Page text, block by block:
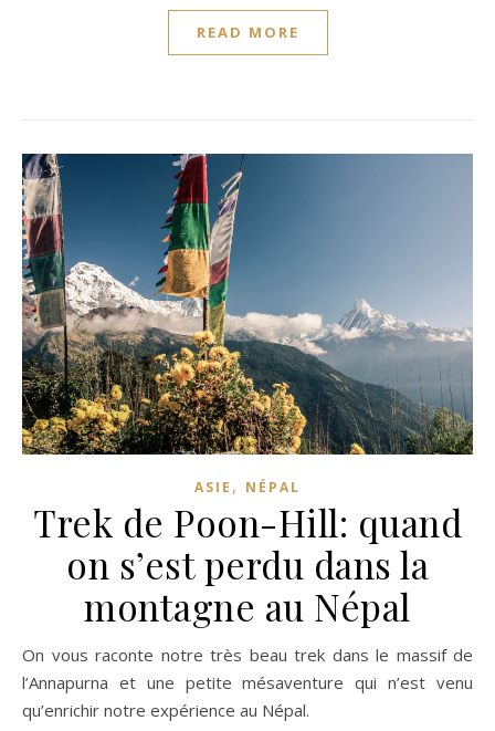
READ MORE
ASIE , NÉPAL
Trek de Poon-Hill: quand
on s’est perdu dans la
montagne au Népal
On vous raconte notre très beau trek dans le massif de
l’Annapurna et une petite mésaventure qui n’est venu
qu’enrichir notre expérience au Népal.